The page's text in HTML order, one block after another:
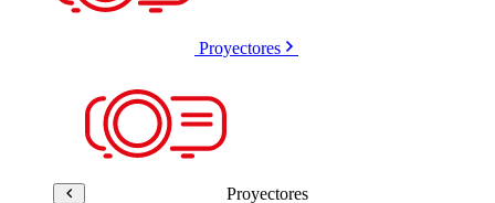
Proyectores
Proyectores